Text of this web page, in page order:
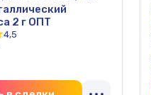
2 г ОПТ
4,5